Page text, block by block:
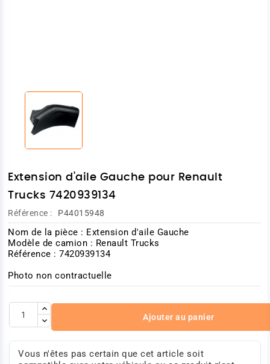
Extension d'aile Gauche pour Renault
Trucks 7420939134
Référence : P44015948
Nom de la pièce : Extension d'aile Gauche
Modèle de camion : Renault Trucks
Référence : 7420939134
Photo non contractuelle
Ajouter au panier
Vous n'êtes pas certain que cet article soit